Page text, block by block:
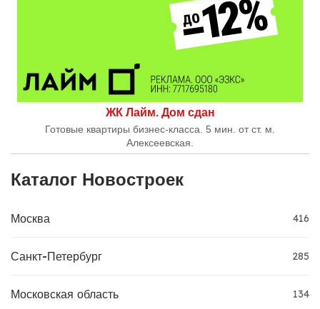
ЖК Лайм. Дом сдан
Готовые квартиры бизнес-класса. 5 мин. от ст. м.
Алексеевская.
Каталог Новостроек
Москва 416
Санкт-Петербург 285
Московская область 134